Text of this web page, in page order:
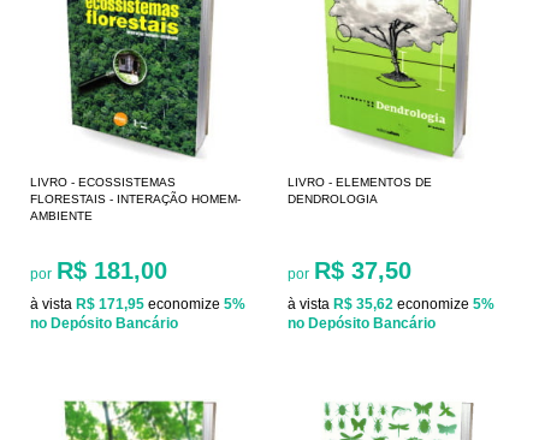
LIVRO - ECOSSISTEMAS
FLORESTAIS - INTERAÇÃO HOMEM-
AMBIENTE
por R$ 181,00
à vista R$ 171,95 economize 5%
no Depósito Bancário
LIVRO - ELEMENTOS DE
DENDROLOGIA
por R$ 37,50
à vista R$ 35,62 economize 5%
no Depósito Bancário